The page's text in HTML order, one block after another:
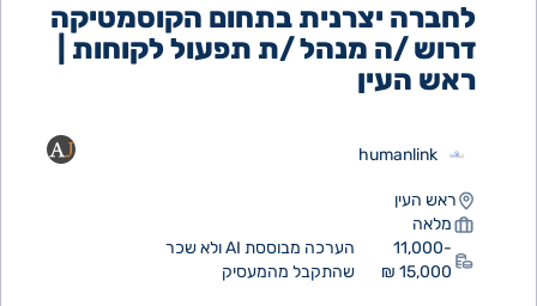
לחברה יצרנית בתחום הקוסמטיקה
דרוש /ה מנהל /ת תפעול לקוחות |
ראש העין
humanlink
ראש העין
מלאה
11,000-
15,000 ₪
הערכה מבוססת AI ולא שכר
שהתקבל מהמעסיק